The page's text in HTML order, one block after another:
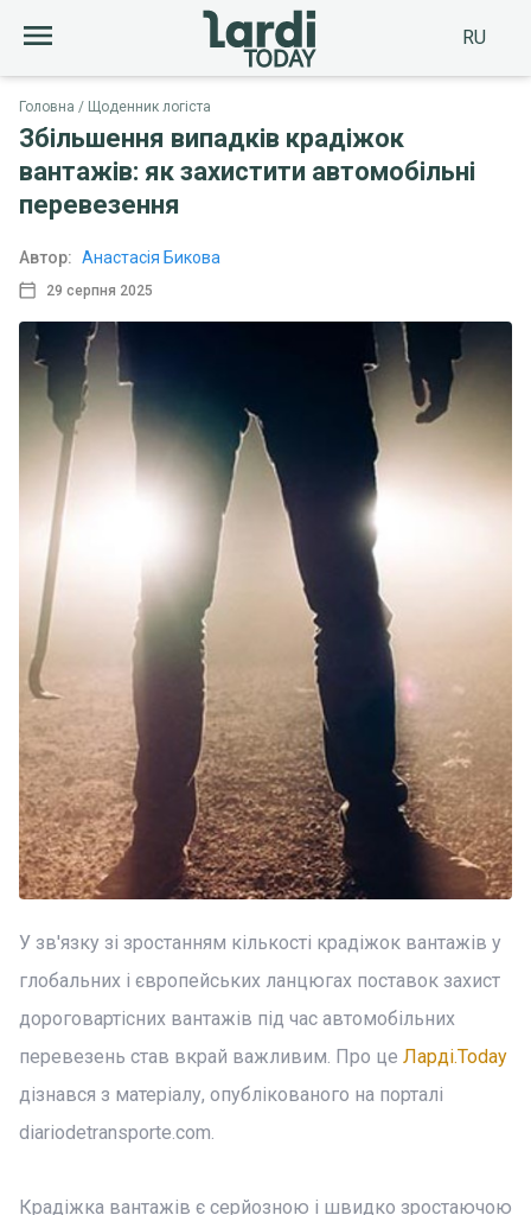
RU
Головна Щоденник логіста
Збільшення випадків крадіжок
вантажів: як захистити автомобільні
перевезення
29 серпня 2025
Автор: Анастасія Бикова
У зв'язку зі зростанням кількості крадіжок вантажів у
глобальних і європейських ланцюгах поставок захист
дороговартісних вантажів під час автомобільних
перевезень став вкрай важливим. Про це Ларді.Today
дізнався з матеріалу, опублікованого на порталі
diariodetransporte.com.
Крадіжка вантажів є серйозною і швидко зростаючою